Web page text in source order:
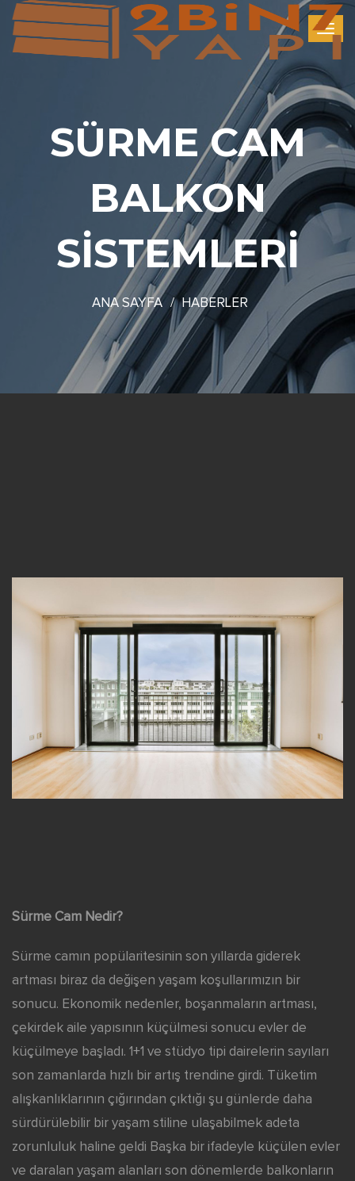
SÜRME CAM
BALKON
SİSTEMLERİ
ANA SAYFA HABERLER
Sürme Cam Nedir?
Sürme camın popülaritesinin son yıllarda giderek
artması biraz da değişen yaşam koşullarımızın bir
sonucu. Ekonomik nedenler, boşanmaların artması,
çekirdek aile yapısının küçülmesi sonucu evler de
küçülmeye başladı. 1+1 ve stüdyo tipi dairelerin sayıları
son zamanlarda hızlı bir artış trendine girdi. Tüketim
alışkanlıklarının çığırından çıktığı şu günlerde daha
sürdürülebilir bir yaşam stiline ulaşabilmek adeta
zorunluluk haline geldi Başka bir ifadeyle küçülen evler
ve daralan yaşam alanları son dönemlerde balkonların